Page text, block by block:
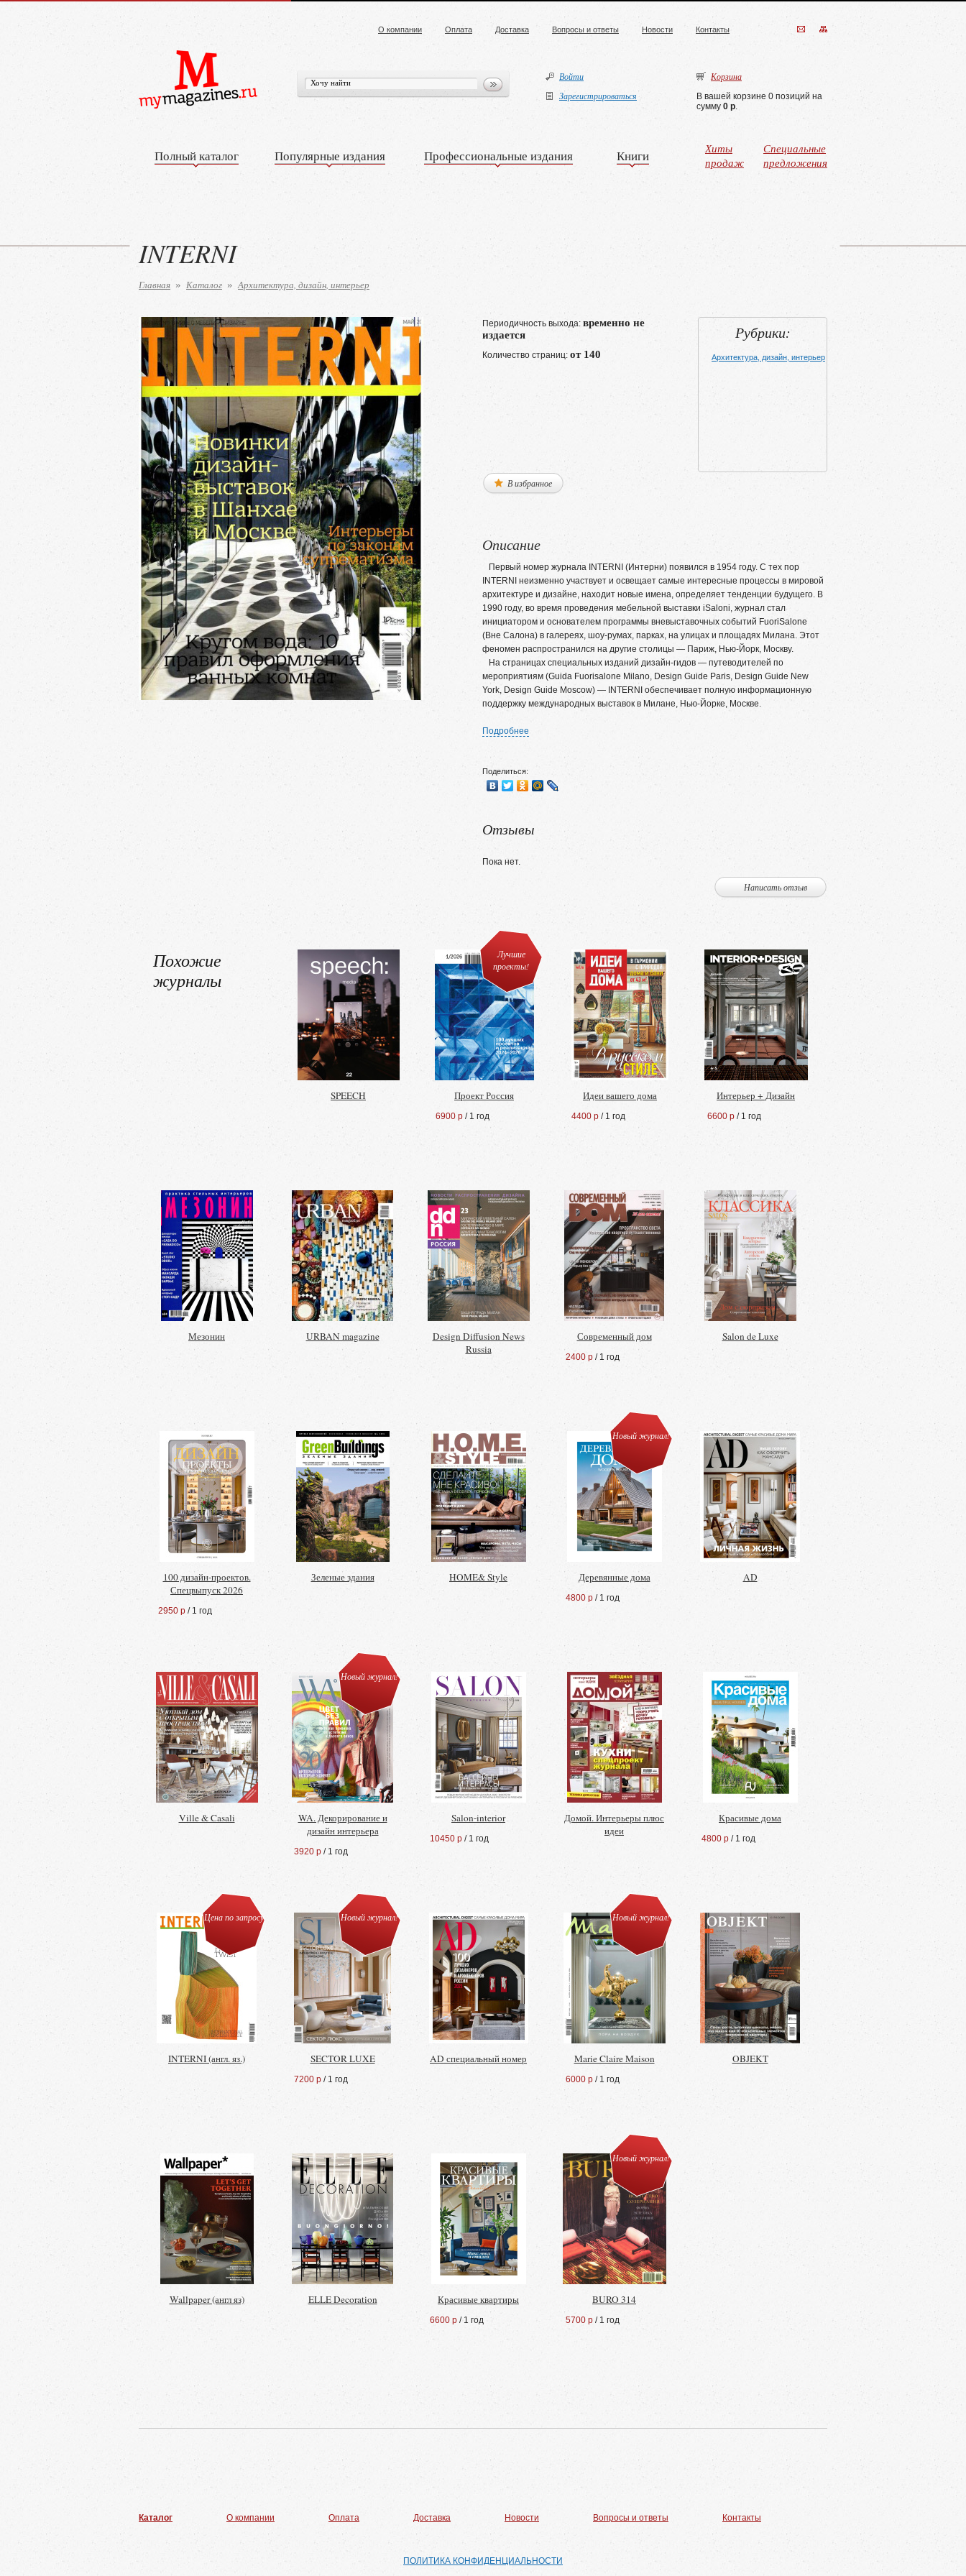
О компании Оплата Доставка Вопросы и ответы Новости Контакты
Войти
Зарегистрироваться
Корзина
В вашей корзине 0 позиций на
сумму 0 р.
Полный каталог Популярные издания Профессиональные издания Книги
Хиты
продаж
Специальные
предложения
INTERNI
Главная » Каталог » Архитектура, дизайн, интерьер
Периодичность выхода: временно не
издается
Количество страниц: от 140
Рубрики:
Архитектура, дизайн, интерьер
В избранное
Описание
Первый номер журнала INTERNI (Интерни) появился в 1954 году. С тех пор
INTERNI неизменно участвует и освещает самые интересные процессы в мировой
архитектуре и дизайне, находит новые имена, определяет тенденции будущего. В
1990 году, во время проведения мебельной выставки iSaloni, журнал стал
инициатором и основателем программы вневыставочных событий FuoriSalone
(Вне Салона) в галереях, шоу-румах, парках, на улицах и площадях Милана. Этот
феномен распространился на другие столицы — Париж, Нью-Йорк, Москву.
На страницах специальных изданий дизайн-гидов — путеводителей по
мероприятиям (Guida Fuorisalone Milano, Design Guide Paris, Design Guide New
York, Design Guide Moscow) — INTERNI обеспечивает полную информационную
поддержку международных выставок в Милане, Нью-Йорке, Москве.
Подробнее
Поделиться:
Отзывы
Пока нет.
Написать отзыв
Похожие
журналы
SPEECH
Лучшие
проекты!
Проект Россия
6900 р / 1 год
Идеи вашего дома
4400 р / 1 год
Интерьер + Дизайн
6600 р / 1 год
Мезонин URBAN magazine
Design Diffusion News
Russia
Современный дом
2400 р / 1 год
Salon de Luxe
100 дизайн-проектов.
Спецвыпуск 2026
2950 р / 1 год
Зеленые здания HOME& Style
Новый журнал!
Деревянные дома
4800 р / 1 год
AD
Ville & Casali
Новый журнал!
WA. Декорирование и
дизайн интерьера
3920 р / 1 год
Salon-interior
10450 р / 1 год
Домой. Интерьеры плюс
идеи
Красивые дома
4800 р / 1 год
Цена по запросу
INTERNI (англ. яз.)
Новый журнал!
SECTOR LUXE
7200 р / 1 год
AD специальный номер
Новый журнал!
Marie Claire Maison
6000 р / 1 год
OBJEKT
Wallpaper (англ яз) ELLE Decoration Красивые квартиры
6600 р / 1 год
Новый журнал!
BURO 314
5700 р / 1 год
Каталог О компании Оплата Доставка Новости Вопросы и ответы Контакты
ПОЛИТИКА КОНФИДЕНЦИАЛЬНОСТИ